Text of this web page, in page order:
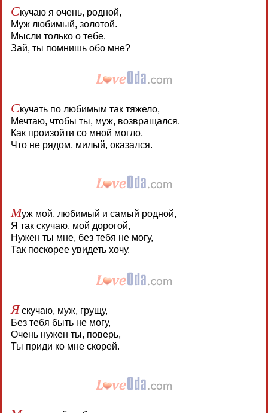
Скучаю я очень, родной,
Муж любимый, золотой.
Мысли только о тебе.
Зай, ты помнишь обо мне?
Скучать по любимым так тяжело,
Мечтаю, чтобы ты, муж, возвращался.
Как произойти со мной могло,
Что не рядом, милый, оказался.
Муж мой, любимый и самый родной,
Я так скучаю, мой дорогой,
Нужен ты мне, без тебя не могу,
Так поскорее увидеть хочу.
Яскучаю, муж, грущу,
Без тебя быть не могу,
Очень нужен ты, поверь,
Ты приди ко мне скорей.